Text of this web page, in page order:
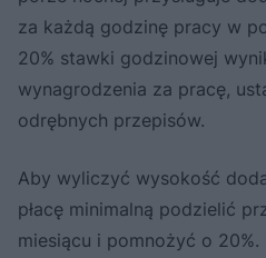
za każdą godzinę pracy w
20% stawki godzinowej
wynagrodzenia za pracę,
odrębnych przepisów.
Aby wyliczyć wysokość
płacę minimalną podzielić
miesiącu i pomnożyć o 20%.